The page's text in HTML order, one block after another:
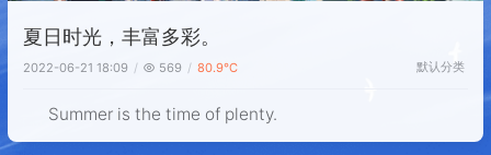
夏日时光，丰富多彩。
2022-06-21 18:09 569 80.9℃ 默认分类
Summer is the time of plenty.